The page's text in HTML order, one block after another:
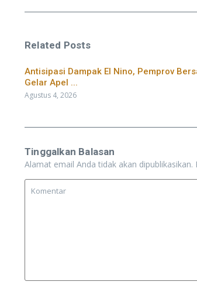
Related Posts
​Antisipasi Dampak El Nino, Pemprov
Gelar Apel ...
Agustus 4, 2026
Tinggalkan Balasan
Alamat email Anda tidak akan dipublikasikan.